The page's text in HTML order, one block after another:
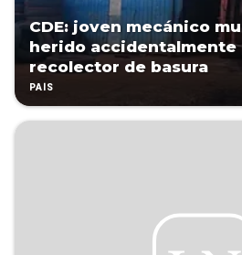
CDE: joven mecánico
herido accidentalmente
recolector de basura
PAÍS